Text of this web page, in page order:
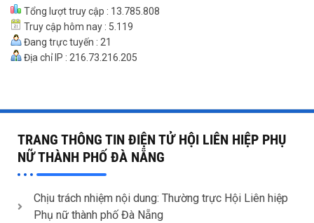
Tổng lượt truy cập : 13.785.808
Truy cập hôm nay : 5.119
Đang trực tuyến : 21
Địa chỉ IP : 216.73.216.205
TRANG THÔNG TIN ĐIỆN TỬ HỘI LIÊN HIỆP PHỤ
NỮ THÀNH PHỐ ĐÀ NẴNG
Chịu trách nhiệm nội dung: Thường trực Hội Liên hiệp
Phụ nữ thành phố Đà Nẵng